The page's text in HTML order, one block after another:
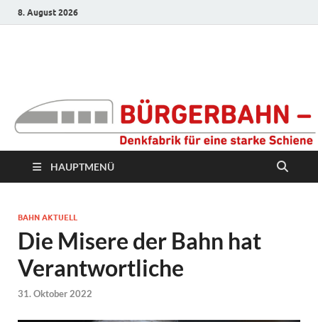
8. August 2026
Denkfabrik für eine
starke Schiene
HAUPTMENÜ
BAHN AKTUELL
Die Misere der Bahn hat
Verantwortliche
31. Oktober 2022